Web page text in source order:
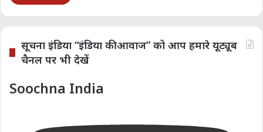
सूचना इंडिया “इंडिया की आवाज” को आप हमारे यूट्यूब
चैनल पर भी देखें
Soochna India